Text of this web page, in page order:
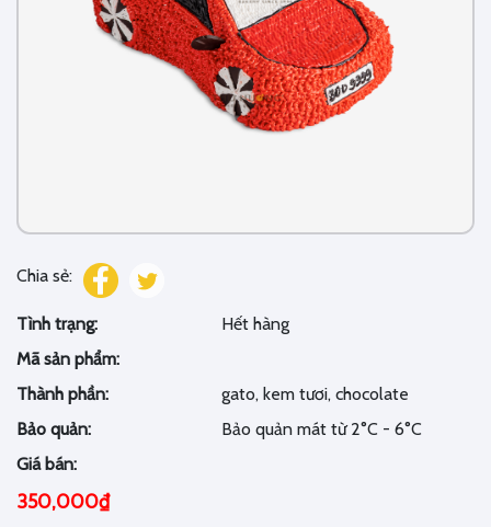
Chia sẻ:
Tình trạng:
Hết hàng
Mã sản phẩm:
Thành phần:
gato, kem tươi, chocolate
Bảo quản:
Bảo quản mát từ 2°C - 6°C
Giá bán:
350,000₫